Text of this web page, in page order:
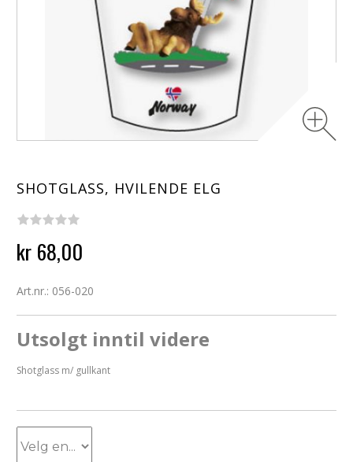
SHOTGLASS, HVILENDE ELG
kr 68,00
Art.nr.: 056-020
Utsolgt inntil videre
Shotglass m/ gullkant